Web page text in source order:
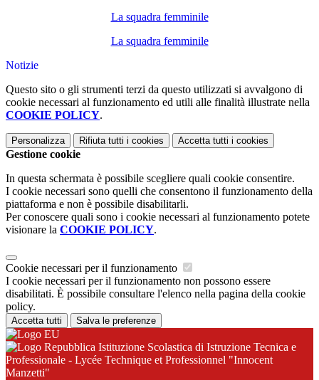
La squadra femminile
La squadra femminile
Notizie
Questo sito o gli strumenti terzi da questo utilizzati si avvalgono di
cookie necessari al funzionamento ed utili alle finalità illustrate nella
COOKIE POLICY.
Personalizza Rifiuta tutti i cookies Accetta tutti i cookies
Gestione cookie
In questa schermata è possibile scegliere quali cookie consentire.
I cookie necessari sono quelli che consentono il funzionamento della
piattaforma e non è possibile disabilitarli.
Per conoscere quali sono i cookie necessari al funzionamento potete
visionare la COOKIE POLICY.
Cookie necessari per il funzionamento
I cookie necessari per il funzionamento non possono essere
disabilitati. È possibile consultare l'elenco nella pagina della cookie
policy.
Accetta tutti Salva le preferenze
Istituzione Scolastica di Istruzione Tecnica e
Professionale - Lycée Technique et Professionnel "Innocent
Manzetti"